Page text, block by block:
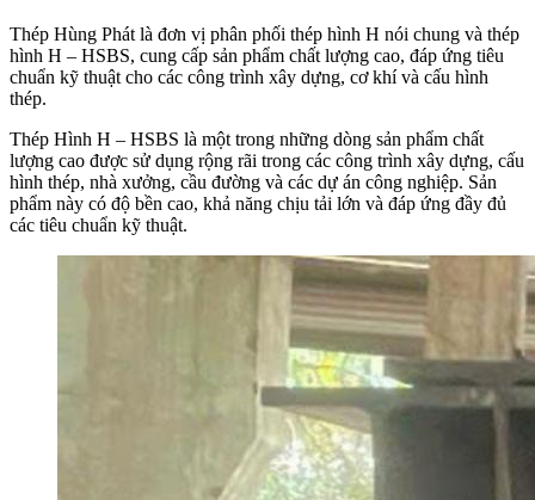
Thép Hùng Phát là đơn vị phân phối thép hình H nói chung và thép
hình H – HSBS, cung cấp sản phẩm chất lượng cao, đáp ứng tiêu
chuẩn kỹ thuật cho các công trình xây dựng, cơ khí và cấu hình
thép.
Thép Hình H – HSBS là một trong những dòng sản phẩm chất
lượng cao được sử dụng rộng rãi trong các công trình xây dựng, cấu
hình thép, nhà xưởng, cầu đường và các dự án công nghiệp. Sản
phẩm này có độ bền cao, khả năng chịu tải lớn và đáp ứng đầy đủ
các tiêu chuẩn kỹ thuật.